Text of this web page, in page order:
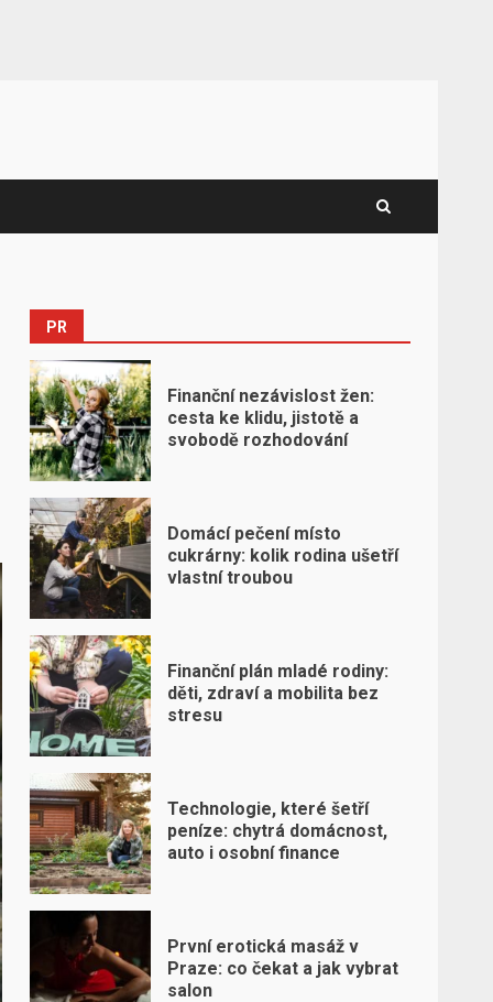
PR
Finanční nezávislost žen:
cesta ke klidu, jistotě a
svobodě rozhodování
Domácí pečení místo
cukrárny: kolik rodina ušetří
vlastní troubou
Finanční plán mladé rodiny:
děti, zdraví a mobilita bez
stresu
Technologie, které šetří
peníze: chytrá domácnost,
auto i osobní finance
První erotická masáž v
Praze: co čekat a jak vybrat
salon